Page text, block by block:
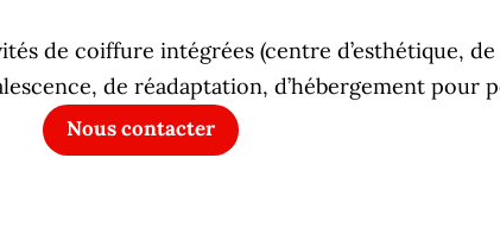
de coiffure intégrées (centre d’esthétique,
de réadaptation, d’hébergement pour
Nous contacter